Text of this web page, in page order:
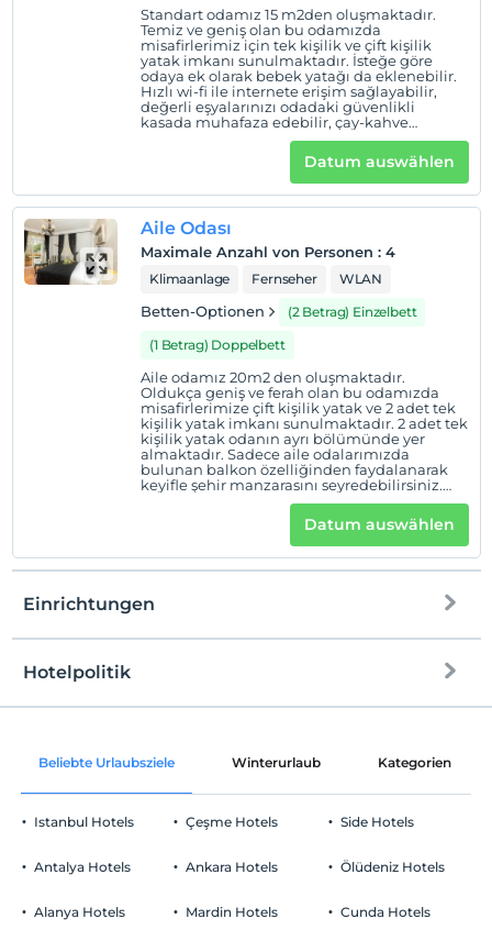
ist/sind pro Zimmer kostenlos
Standart odamız 15 m2den oluşmaktadır.
Temiz ve geniş olan bu odamızda
misafirlerimiz için tek kişilik ve çift kişilik
yatak imkanı sunulmaktadır. İsteğe göre
odaya ek olarak bebek yatağı da eklenebilir.
Hızlı wi-fi ile internete erişim sağlayabilir,
değerli eşyalarınızı odadaki güvenlikli
kasada muhafaza edebilir, çay-kahve
ikramımızdan faydalanabilir, uluslararası
kanallara sahip televizyonumuzu
kullanabilirsiniz. Ayrıca 7/24 ulaşabileceğiniz
oda servisi ve resepsiyon hizmetimiz
bulunmaktadır.
Datum auswählen
Aile Odası
Maximale Anzahl von Personen : 4
Klimaanlage Fernseher WLAN
Betten-Optionen
(2 Betrag) Einzelbett
(1 Betrag) Doppelbett
Aile odamız 20m2 den oluşmaktadır.
Oldukça geniş ve ferah olan bu odamızda
misafirlerimize çift kişilik yatak ve 2 adet tek
kişilik yatak imkanı sunulmaktadır. 2 adet tek
kişilik yatak odanın ayrı bölümünde yer
almaktadır. Sadece aile odalarımızda
bulunan balkon özelliğinden faydalanarak
keyifle şehir manzarasını seyredebilirsiniz.
Hızlı wi-fi ile internete erişim sağlayabilir,
değerli eşyalarınızı odadaki güvenlikli
kasada muhafaza edebilir, çay-kahve
ikramımızdan faydalanabilir, uluslararası
kanallara sahip televizyonumuzu
kullanabilirsiniz Ayrıca 7/24 ulaşabileceğiniz
bulunmaktadır.
Datum auswählen
Einrichtungen
Gemeinschaftsräume und alle Räume
Hotelpolitik
Einchecken
Check-out
Vor 12:00
Haustiere
Rauchen
Beliebte Urlaubsziele Winterurlaub Kategorien
Istanbul Hotels
Antalya Hotels
Alanya Hotels
Çeşme Hotels
Ankara Hotels
Mardin Hotels
Side Hotels
Ölüdeniz Hotels
Cunda Hotels